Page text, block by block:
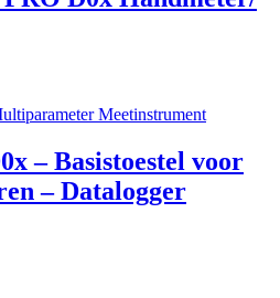
– Basistoestel voor
– Datalogger